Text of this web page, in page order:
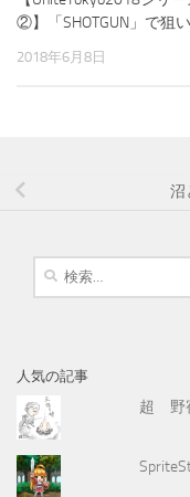
②】「SHOTGUN」で狙
2018年6月8日
沼
検
人気の記事
超 野